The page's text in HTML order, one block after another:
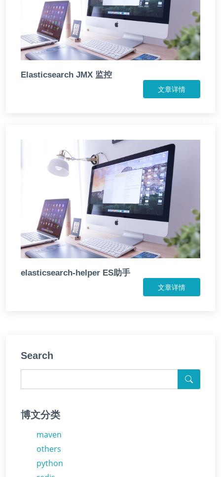
Elasticsearch JMX 监控
文章详情
elasticsearch-helper ES助手
文章详情
Search
博文分类
maven
others
python